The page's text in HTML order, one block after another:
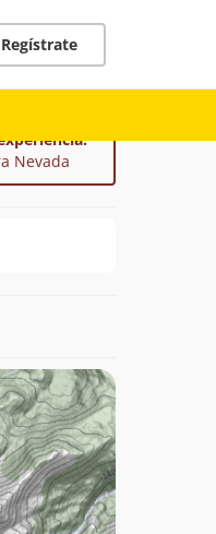
Regístrate
Nevada